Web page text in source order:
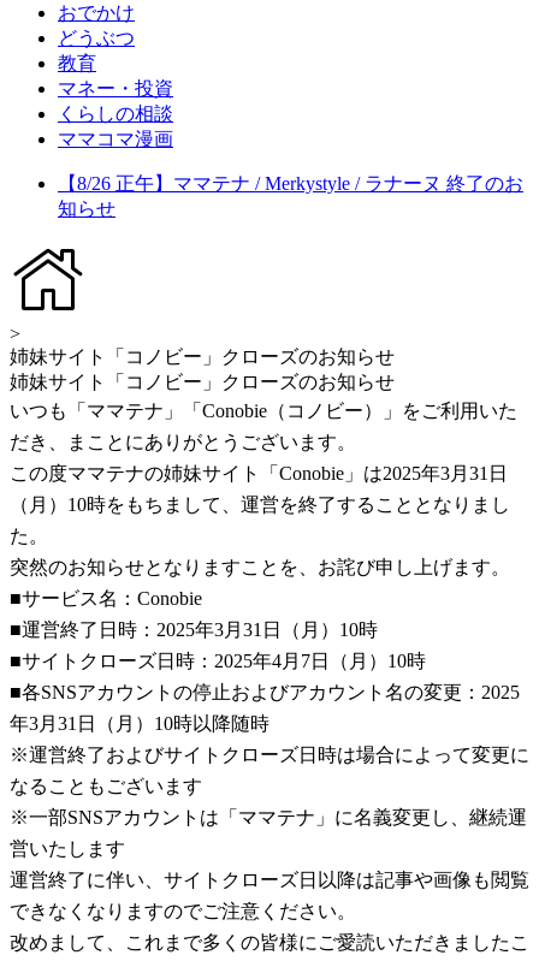
おでかけ
どうぶつ
教育
マネー・投資
くらしの相談
ママコマ漫画
【8/26 正午】ママテナ / Merkystyle / ラナーヌ 終了のお
知らせ
>
姉妹サイト「コノビー」クローズのお知らせ
姉妹サイト「コノビー」クローズのお知らせ
いつも「ママテナ」「Conobie（コノビー）」をご利用いた
だき、まことにありがとうございます。
この度ママテナの姉妹サイト「Conobie」は2025年3月31日
（月）10時をもちまして、運営を終了することとなりまし
た。
突然のお知らせとなりますことを、お詫び申し上げます。
■サービス名：Conobie
■運営終了日時：2025年3月31日（月）10時
■サイトクローズ日時：2025年4月7日（月）10時
■各SNSアカウントの停止およびアカウント名の変更：2025
年3月31日（月）10時以降随時
※運営終了およびサイトクローズ日時は場合によって変更に
なることもございます
※一部SNSアカウントは「ママテナ」に名義変更し、継続運
営いたします
運営終了に伴い、サイトクローズ日以降は記事や画像も閲覧
できなくなりますのでご注意ください。
改めまして、これまで多くの皆様にご愛読いただきましたこ